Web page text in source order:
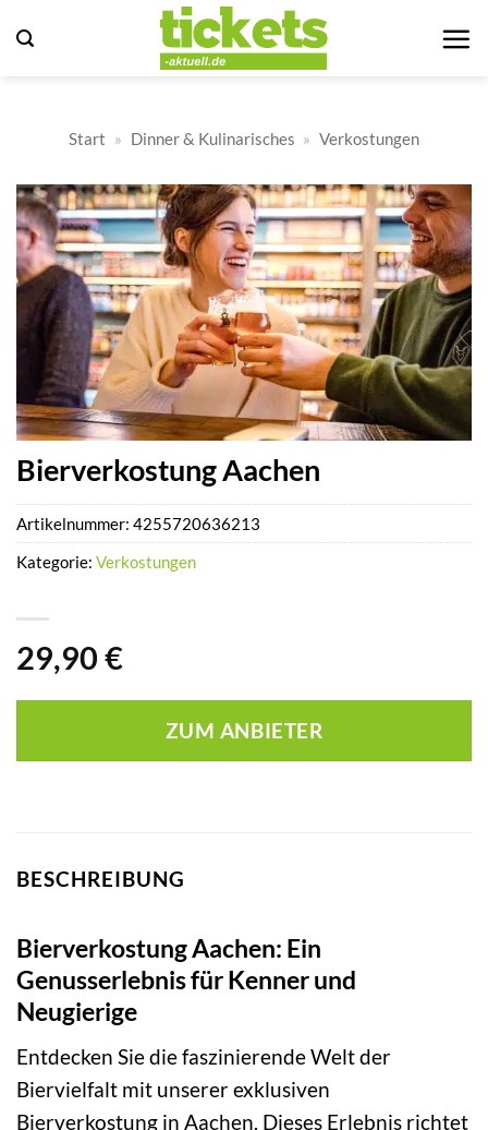
Inhalt
Start » Dinner & Kulinarisches » Verkostungen
Bierverkostung Aachen
29,90 €
ZUM ANBIETER
Artikelnummer: 4255720636213
Kategorie: Verkostungen
BESCHREIBUNG
Bierverkostung Aachen: Ein
Genusserlebnis für Kenner und
Neugierige
Entdecken Sie die faszinierende Welt der
Biervielfalt mit unserer exklusiven
Bierverkostung in Aachen. Dieses Erlebnis richtet